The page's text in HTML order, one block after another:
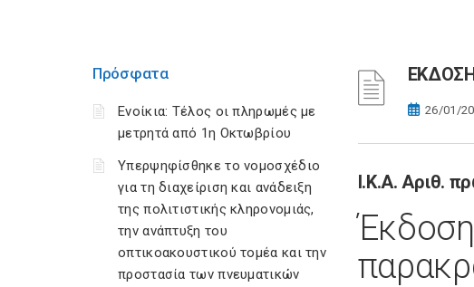
Πρόσφατα
Ενοίκια: Τέλος οι πληρωμές με
μετρητά από 1η Οκτωβρίου
Υπερψηφίσθηκε το νομοσχέδιο
για τη διαχείριση και ανάδειξη
της πολιτιστικής κληρονομιάς,
την ανάπτυξη του
οπτικοακουστικού τομέα και την
προστασία των πνευματικών
26/01/
Ι.Κ.Α. Αριθ.